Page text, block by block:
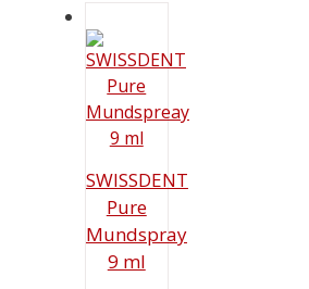
SWISSDENT
Pure
Mundspray
9 ml